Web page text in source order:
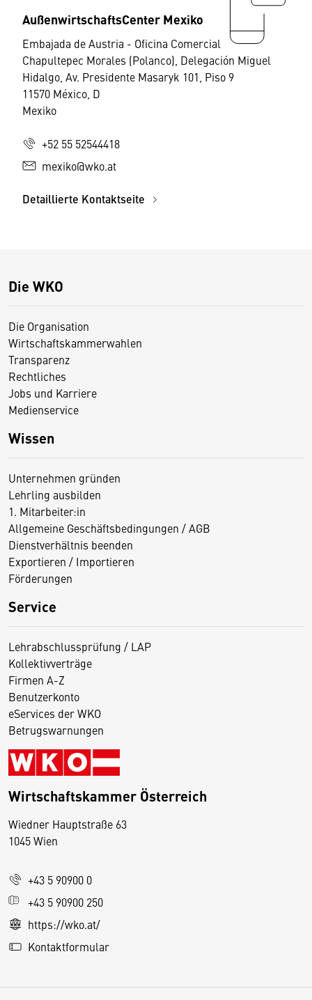
AußenwirtschaftsCenter Mexiko
Embajada de Austria - Oficina Comercial
Chapultepec Morales (Polanco), Delegación Miguel
Hidalgo, Av. Presidente Masaryk 101, Piso 9
11570 México, D
Mexiko
+52 55 52544418
mexiko@wko.at
Detaillierte Kontaktseite
Die WKO
Die Organisation
Wirtschaftskammerwahlen
Transparenz
Rechtliches
Jobs und Karriere
Medienservice
Wissen
Unternehmen gründen
Lehrling ausbilden
1. Mitarbeiter:in
Allgemeine Geschäftsbedingungen / AGB
Dienstverhältnis beenden
Exportieren / Importieren
Förderungen
Service
Lehrabschlussprüfung / LAP
Kollektivverträge
Firmen A-Z
Benutzerkonto
eServices der WKO
Betrugswarnungen
Wirtschaftskammer Österreich
Wiedner Hauptstraße 63
1045 Wien
+43 5 90900 0
+43 5 90900 250
https://wko.at/
Kontaktformular
D
s
e
S
e